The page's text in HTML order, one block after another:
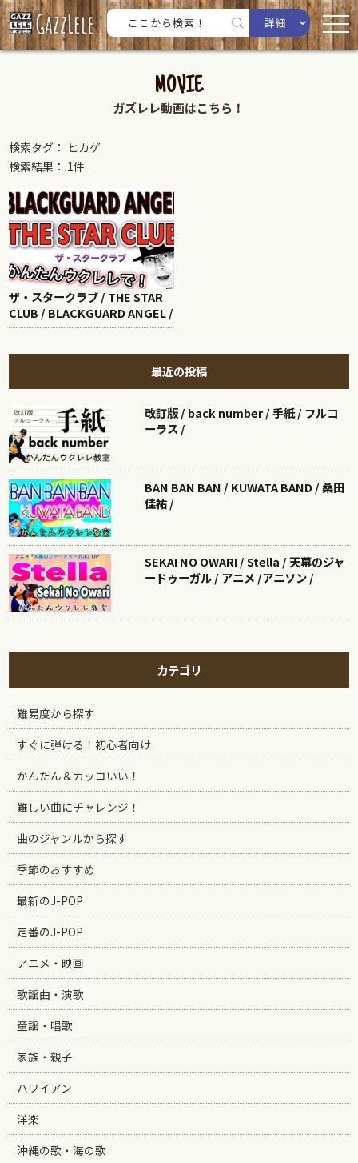
詳細
MOVIE
ガズレレ動画はこちら！
検索タグ： ヒカゲ
検索結果： 1件
ザ・スタークラブ / THE STAR
CLUB / BLACKGUARD ANGEL /
最近の投稿
改訂版 / back number / 手紙 / フルコ
ーラス /
BAN BAN BAN / KUWATA BAND / 桑田
佳祐 /
SEKAI NO OWARI / Stella / 天幕のジャ
ードゥーガル / アニメ /アニソン /
カテゴリ
難易度から探す
すぐに弾ける！初心者向け
かんたん＆カッコいい！
難しい曲にチャレンジ！
曲のジャンルから探す
季節のおすすめ
最新のJ-POP
定番のJ-POP
アニメ・映画
歌謡曲・演歌
童謡・唱歌
家族・親子
ハワイアン
洋楽
沖縄の歌・海の歌